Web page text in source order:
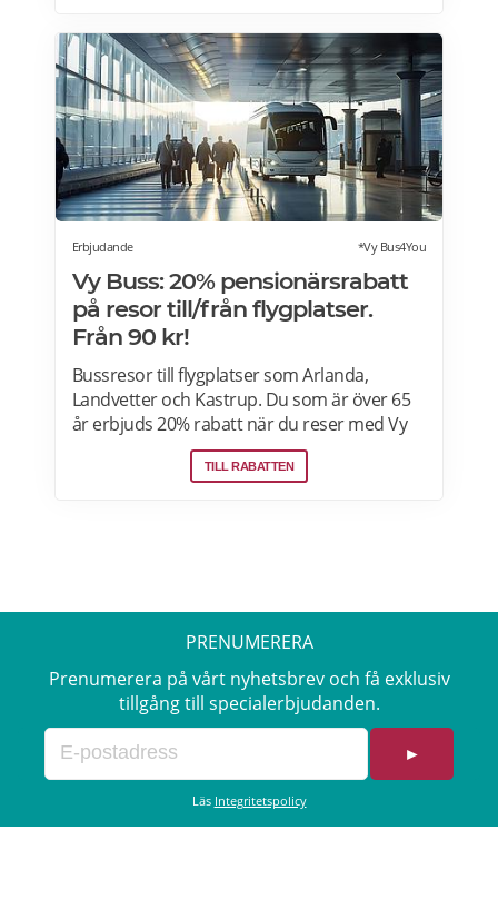
och Fast Track. Läs mer om
pensionärsrabatter och Norwegian Reward
här.
Erbjudande *Vy Bus4You
Vy Buss: 20% pensionärsrabatt
på resor till/från flygplatser.
Från 90 kr!
Bussresor till flygplatser som Arlanda,
Landvetter och Kastrup. Du som är över 65
år erbjuds 20% rabatt när du reser med Vy
Bus4You och Vy express. Välj kategori senior
i samband med biljettbokning och biljetten
TILL RABATTEN
PRENUMERERA
Prenumerera på vårt nyhetsbrev och få exklusiv
tillgång till specialerbjudanden.
►
Läs Integritetspolicy